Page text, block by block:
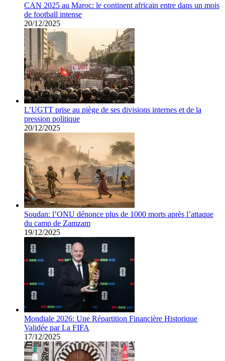
CAN 2025 au Maroc: le continent africain entre dans un mois
de football intense
20/12/2025
L’UGTT prise au piège de ses divisions internes et de la
pression politique
20/12/2025
Soudan: l’ONU dénonce plus de 1000 morts après l’attaque
du camp de Zamzam
19/12/2025
Mondiale 2026: Une Répartition Financière Historique
Validée par La FIFA
17/12/2025